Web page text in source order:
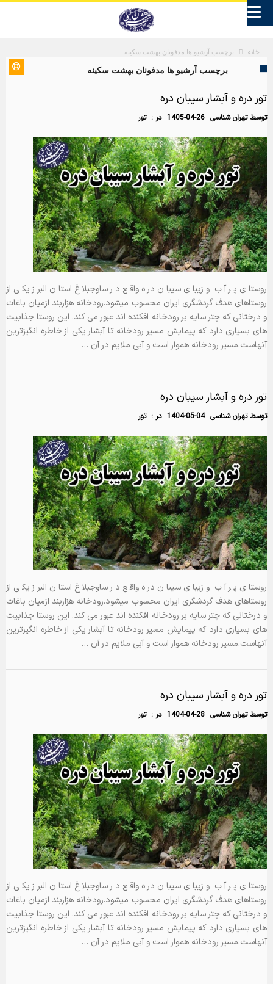
خانه برچسب آرشیو ها مدفونان بهشت سکینه
برچسب آرشیو ها مدفونان بهشت سکینه
تور دره و آبشار سیبان دره
توسطتهران شناسی 1405-04-26 در :تور
روستای پر آب و زیبای سیبان دره واقع در ساوجبلاغ استان البرز یکی از
روستاهای هدف گردشگری ایران محسوب میشود.رودخانه هزاربند ازمیان باغات
و درختانی که چتر سایه بر رودخانه افکنده اند عبور می کند. این روستا جذابیت
های بسیاری دارد که پیمایش مسیر رودخانه تا آبشار یکی از خاطره انگیزترین
آنهاست.مسیر رودخانه هموار است و آبی ملایم در آن …
تور دره و آبشار سیبان دره
توسطتهران شناسی 1404-05-04 در :تور
روستای پر آب و زیبای سیبان دره واقع در ساوجبلاغ استان البرز یکی از
روستاهای هدف گردشگری ایران محسوب میشود.رودخانه هزاربند ازمیان باغات
و درختانی که چتر سایه بر رودخانه افکنده اند عبور می کند. این روستا جذابیت
های بسیاری دارد که پیمایش مسیر رودخانه تا آبشار یکی از خاطره انگیزترین
آنهاست.مسیر رودخانه هموار است و آبی ملایم در آن …
تور دره و آبشار سیبان دره
توسطتهران شناسی 1404-04-28 در :تور
روستای پر آب و زیبای سیبان دره واقع در ساوجبلاغ استان البرز یکی از
روستاهای هدف گردشگری ایران محسوب میشود.رودخانه هزاربند ازمیان باغات
و درختانی که چتر سایه بر رودخانه افکنده اند عبور می کند. این روستا جذابیت
های بسیاری دارد که پیمایش مسیر رودخانه تا آبشار یکی از خاطره انگیزترین
آنهاست.مسیر رودخانه هموار است و آبی ملایم در آن …